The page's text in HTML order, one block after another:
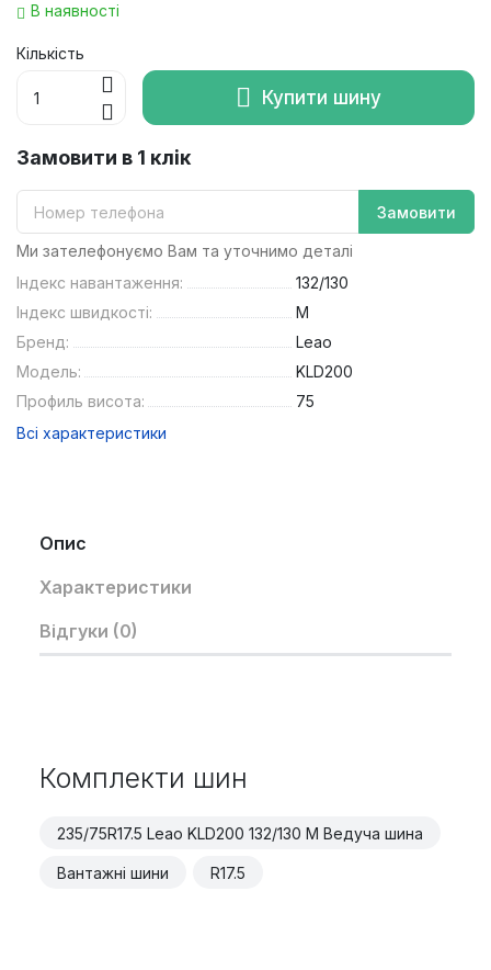
В наявності
Кількість
Купити шину
Замовити в 1 клік
Замовити
Ми зателефонуємо Вам та уточнимо деталі
Індекс навантаження:
132/130
Індекс швидкості:
M
Бренд:
Leao
Модель:
KLD200
Профиль висота:
75
Всі характеристики
Опис
Характеристики
Відгуки (0)
Комплекти шин
235/75R17.5 Leao KLD200 132/130 M Ведуча шина
Вантажні шини R17.5